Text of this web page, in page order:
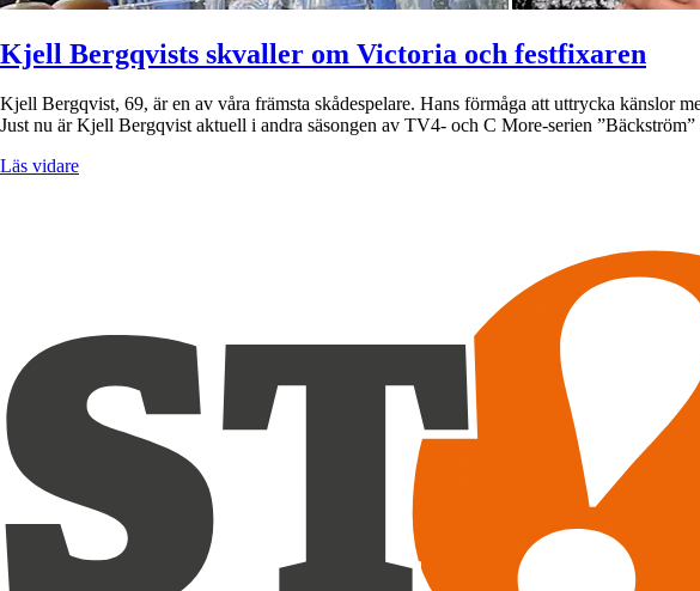
Kjell Bergqvists skvaller om Victoria och festfixaren
Kjell Bergqvist, 69, är en av våra främsta skådespelare. Hans förmåga att uttrycka känslor
Just nu är Kjell Bergqvist aktuell i andra säsongen av TV4- och C More-serien
Läs vidare